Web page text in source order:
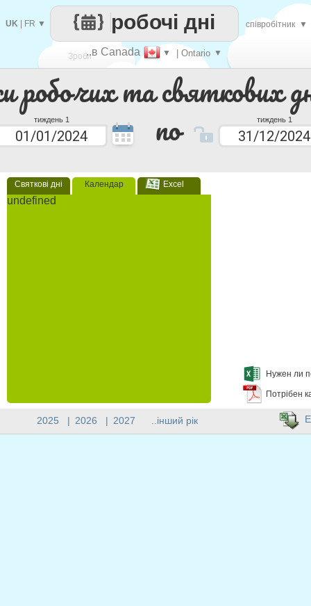
робочих та святкових
тиждень 1 по тиждень 1
Святкові дні Календар Excel
undefined
Нужен ли
Потрібен
Зроби
кожен
..в Canada ▼ | Ontario ▼
робочі дні
UK FR ▼ співробітник ▼
2025 | 2026 | 2027 ..інший рік